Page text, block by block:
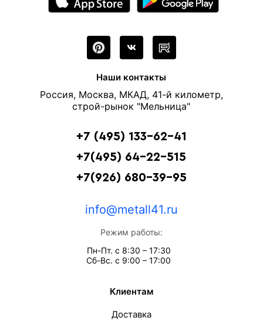
Наши контакты
Россия, Москва, МКАД, 41-й километр,
строй-рынок "Мельница"
+7 (495) 133-62-41
+7(495) 64-22-515
+7(926) 680-39-95
info@metall41.ru
Режим работы:
Пн-Пт. с 8:30 – 17:30
Сб-Вс. с 9:00 – 17:00
Клиентам
Доставка